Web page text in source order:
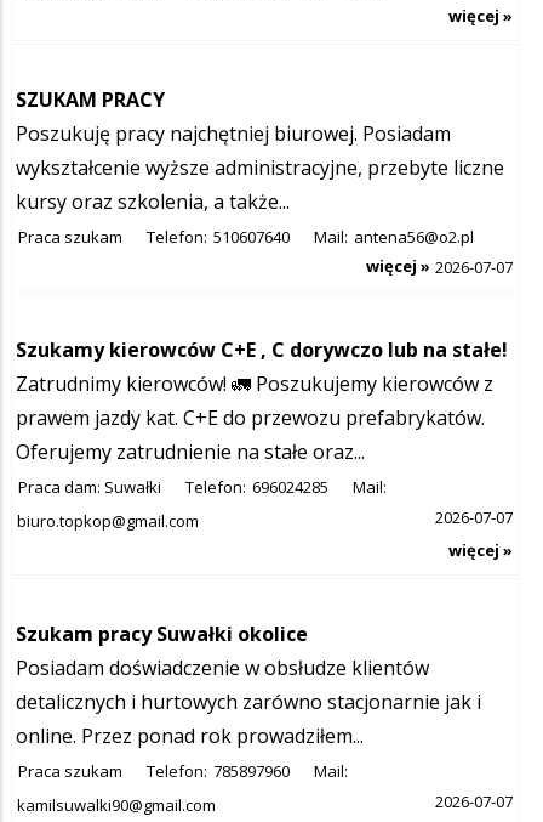
więcej »
SZUKAM PRACY
Poszukuję pracy najchętniej biurowej. Posiadam
wykształcenie wyższe administracyjne, przebyte liczne
kursy oraz szkolenia, a także...
Praca szukam Telefon: 510607640 Mail: antena56@o2.pl
2026-07-07
więcej »
Szukamy kierowców C+E , C dorywczo lub na stałe!
Zatrudnimy kierowców! 🚛 Poszukujemy kierowców z
prawem jazdy kat. C+E do przewozu prefabrykatów.
Oferujemy zatrudnienie na stałe oraz...
Praca dam: Suwałki Telefon: 696024285
Mail:
biuro.topkop@gmail.com
2026-07-07
więcej »
Szukam pracy Suwałki okolice
Posiadam doświadczenie w obsłudze klientów
detalicznych i hurtowych zarówno stacjonarnie jak i
online. Przez ponad rok prowadziłem...
Praca szukam Telefon: 785897960
Mail:
kamilsuwalki90@gmail.com
2026-07-07